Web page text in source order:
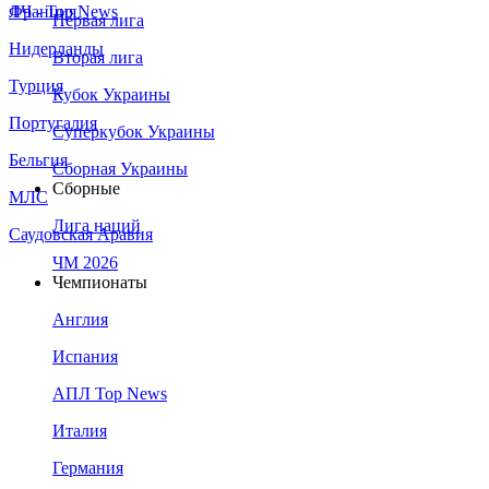
Франция
Нидерланды
Турция
Португалия
Бельгия
МЛС
Саудовская Аравия
ЛЧ - Top News
Первая лига
Вторая лига
Кубок Украины
Суперкубок Украины
Сборная Украины
Сборные
Лига наций
ЧМ 2026
Чемпионаты
Англия
Испания
АПЛ Top News
Италия
Германия